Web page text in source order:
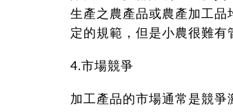
生產之農產品或農產加工
定的規範，但是小農很難有
4.市場競爭
加工產品的市場通常是競